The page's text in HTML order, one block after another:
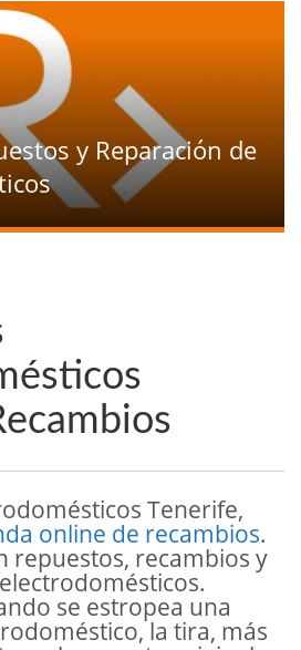
y Reparación de
Tenerife,
online de recambios.
repuestos, recambios y
se estropea una
la tira, más